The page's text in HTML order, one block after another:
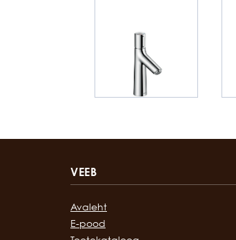
VEEB
Avaleht
E-pood